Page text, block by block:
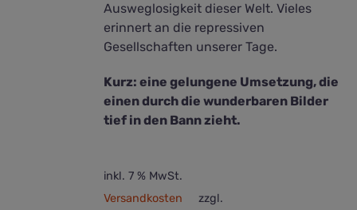
Ausweglosigkeit dieser Welt. Vieles
erinnert an die repressiven
Gesellschaften unserer Tage.
Kurz: eine gelungene Umsetzung, die
einen durch die wunderbaren Bilder
tief in den Bann zieht.
inkl. 7 % MwSt.
zzgl.
Versandkosten